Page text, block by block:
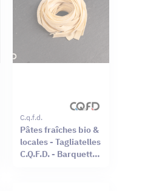
C.q.f.d.
Pâtes fraîches bio &
locales - Tagliatelles
C.Q.F.D. - Barquette